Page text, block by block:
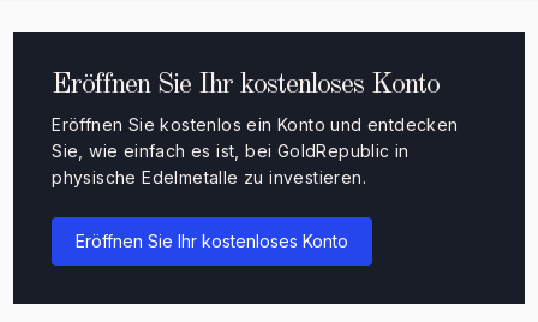
Eröffnen Sie Ihr kostenloses Konto
Eröffnen Sie kostenlos ein Konto und entdecken
Sie, wie einfach es ist, bei GoldRepublic in
physische Edelmetalle zu investieren.
Eröffnen Sie Ihr kostenloses Konto